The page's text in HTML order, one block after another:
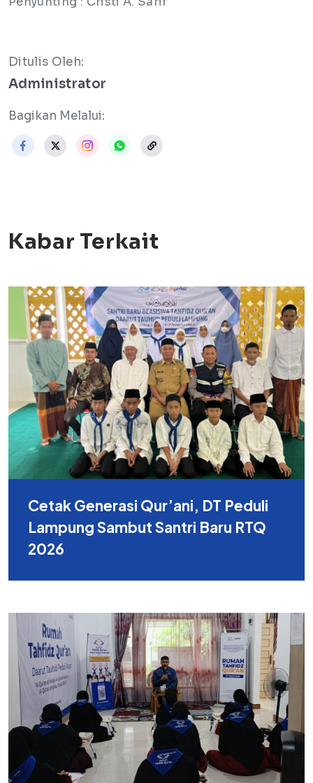
Ditulis Oleh:
Administrator
Bagikan Melalui:
Kabar Terkait
Cetak Generasi Qur’ani, DT Peduli
Lampung Sambut Santri Baru RTQ
2026